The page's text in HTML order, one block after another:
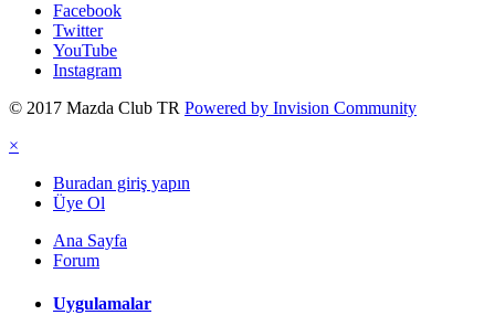
Facebook
Twitter
YouTube
Instagram
© 2017 Mazda Club TR Powered by Invision Community
×
Buradan giriş yapın
Üye Ol
Ana Sayfa
Forum
Uygulamalar